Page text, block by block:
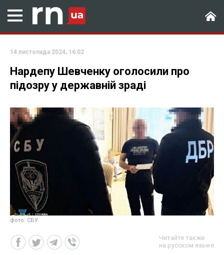
14 листопада 2024, 16:02
Нардепу Шевченку оголосили про
підозру у державній зраді
фото: СБУ
Читайте также
на русском языке